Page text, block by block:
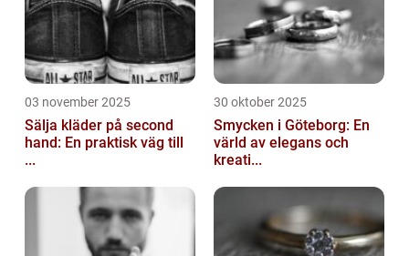
03 november 2025
Sälja kläder på second
hand: En praktisk väg till
...
30 oktober 2025
Smycken i Göteborg: En
värld av elegans och
kreati...